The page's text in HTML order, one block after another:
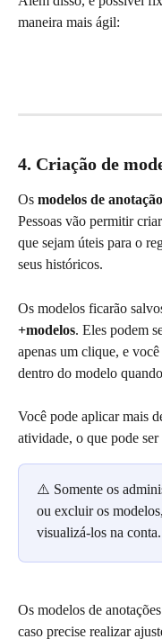
maneira mais ágil:
4. Criação de
Os modelos de anotação
Pessoas vão permitir
que sejam úteis para o
seus históricos.
Os modelos ficarão
+modelos. Eles podem
apenas um clique, e
dentro do modelo
Você pode aplicar mais
atividade, o que pode
⚠️ Somente os
ou excluir os
visualizá-los na conta.
Os modelos de
caso precise realizar